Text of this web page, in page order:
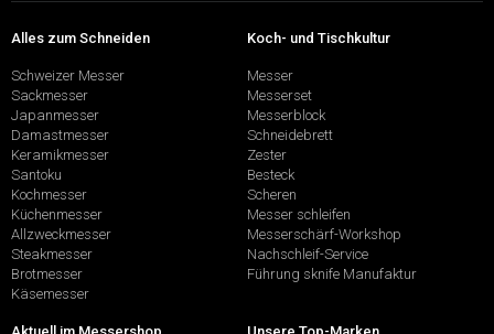
Alles zum Schneiden
Schweizer Messer
Sackmesser
Japanmesser
Damastmesser
Keramikmesser
Santoku
Kochmesser
Küchenmesser
Allzweckmesser
Steakmesser
Brotmesser
Käsemesser
Koch- und Tischkultur
Messer
Messerset
Messerblock
Schneidebrett
Zester
Besteck
Scheren
Messer schleifen
Messerschärf-Workshop
Nachschleif-Service
Führung sknife Manufaktur